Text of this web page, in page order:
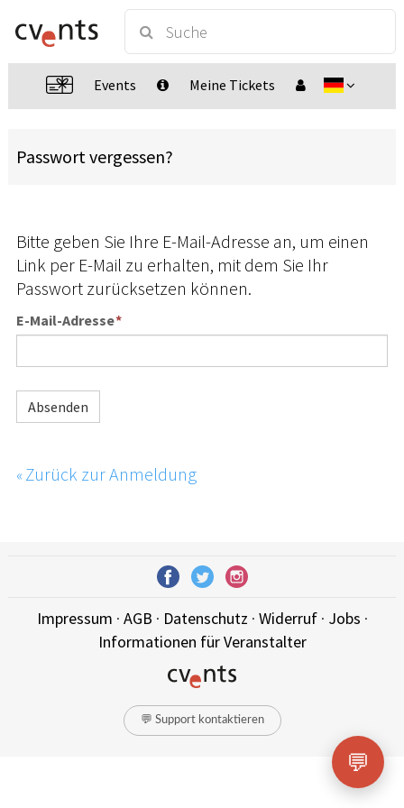
Events Meine Tickets
Passwort vergessen?
Bitte geben Sie Ihre E-Mail-Adresse an, um einen
Link per E-Mail zu erhalten, mit dem Sie Ihr
Passwort zurücksetzen können.
*
E-Mail-Adresse
Absenden
« Zurück zur Anmeldung
Impressum · AGB · Datenschutz · Widerruf· Jobs ·
Informationen für Veranstalter
💬 Support kontaktieren
💬